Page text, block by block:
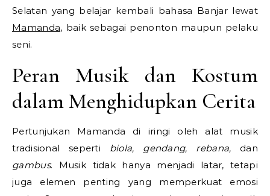
Selatan yang belajar kembali bahasa Banjar lewat
Mamanda, baik sebagai penonton maupun pelaku
seni.
Peran Musik dan Kostum
dalam Menghidupkan Cerita
Pertunjukan Mamanda di iringi oleh alat musik
tradisional seperti biola, gendang, rebana, dan
gambus. Musik tidak hanya menjadi latar, tetapi
juga elemen penting yang memperkuat emosi